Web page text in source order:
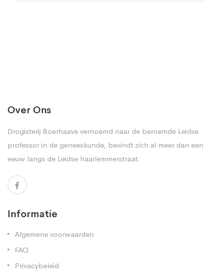
Over Ons
Drogisterij Boerhaave vernoemd naar de beroemde Leidse
professor in de geneeskunde, bevindt zich al meer dan een
eeuw langs de Leidse haarlemmerstraat.
Informatie
Algemene voorwaarden
FAQ
Privacybeleid